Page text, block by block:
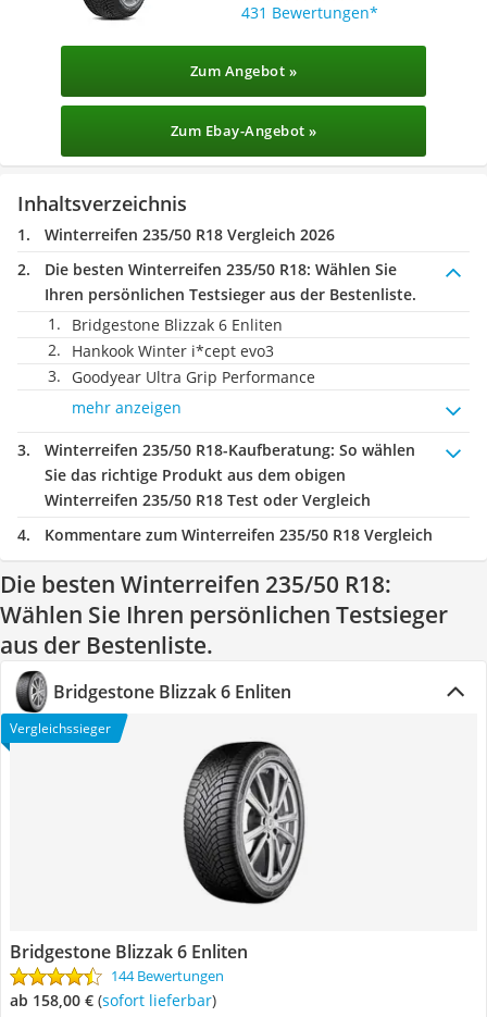
431 Bewertungen
Zum Angebot »
Zum Ebay-Angebot »
Inhaltsverzeichnis
Winterreifen 235/50 R18 Vergleich 2026
Die besten Winterreifen 235/50 R18: Wählen Sie
Ihren persönlichen Testsieger aus der Bestenliste.
Bridgestone Blizzak 6 Enliten
Hankook Winter i*cept evo3
Goodyear Ultra Grip Performance
mehr anzeigen
Winterreifen 235/50 R18-Kaufberatung: So wählen
Sie das richtige Produkt aus dem obigen
Winterreifen 235/50 R18 Test oder Vergleich
Kommentare zum Winterreifen 235/50 R18 Vergleich
Die besten Winterreifen 235/50 R18:
Wählen Sie Ihren persönlichen Testsieger
aus der Bestenliste.
Bridgestone Blizzak 6 Enliten
Vergleichssieger
Bridgestone Blizzak 6 Enliten
144 Bewertungen
ab 158,00 € ( Sofort lieferbar)